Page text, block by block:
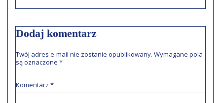
Dodaj komentarz
Twój adres e-mail nie zostanie opublikowany. Wymagane pola
są oznaczone *
Komentarz *